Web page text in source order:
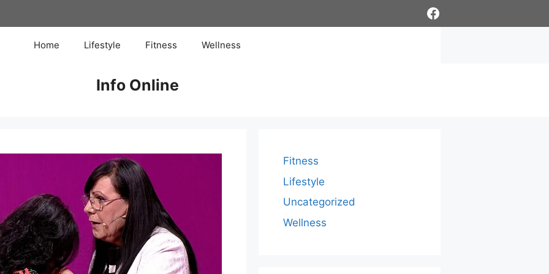
Facebook
Home Lifestyle Fitness Wellness
Info Online
Fitness
Lifestyle
Uncategorized
Wellness